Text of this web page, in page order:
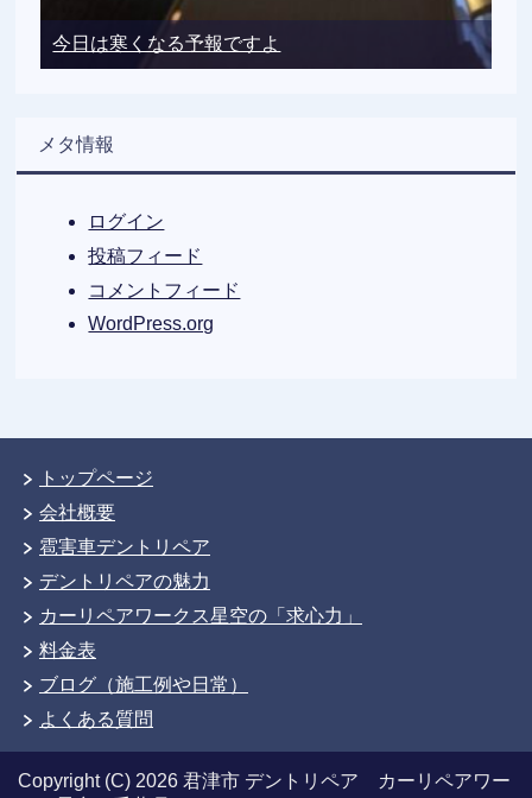
今日は寒くなる予報ですよ
メタ情報
ログイン
投稿フィード
コメントフィード
WordPress.org
トップページ
会社概要
雹害車デントリペア
デントリペアの魅力
カーリペアワークス星空の「求心力」
料金表
ブログ（施工例や日常）
よくある質問
Copyright (C) 2026 君津市 デントリペア カーリペアワー